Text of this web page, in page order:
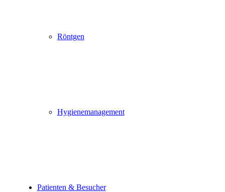
Röntgen
Hygienemanagement
Patienten & Besucher